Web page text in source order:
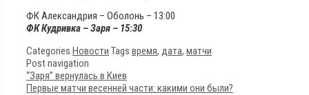
ФК Александрия – Оболонь – 13:00
ФК Кудривка – Заря – 15:30
Categories Новости Tags время, дата, матчи
Post navigation
“Заря” вернулась в Киев
Первые матчи весенней части: какими они были?